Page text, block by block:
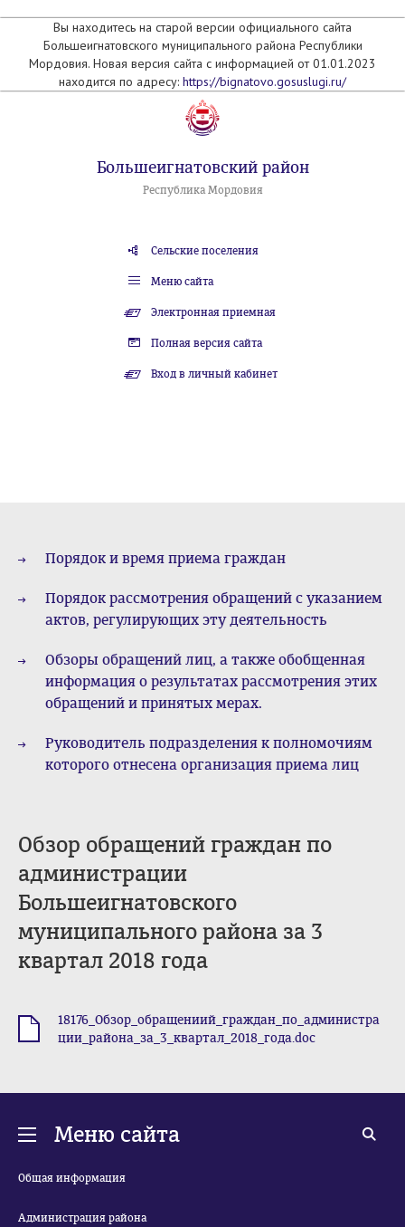
Вы находитесь на старой версии официального сайта
Большеигнатовского муниципального района Республики
Мордовия. Новая версия сайта с информацией от 01.01.2023
находится по адресу: https://bignatovo.gosuslugi.ru/
Большеигнатовский район
Республика Мордовия
Сельские поселения
Меню сайта
Электронная приемная
Полная версия сайта
Вход в личный кабинет
Порядок и время приема граждан
Порядок рассмотрения обращений с указанием
актов, регулирующих эту деятельность
Обзоры обращений лиц, а также обобщенная
информация о результатах рассмотрения этих
обращений и принятых мерах.
Руководитель подразделения к полномочиям
которого отнесена организация приема лиц
Обзор обращений граждан по
администрации
Большеигнатовского
муниципального района за 3
квартал 2018 года
18176_Обзор_обращениий_граждан_по_администра
ции_района_за_3_квартал_2018_года.doc
Меню сайта
Общая информация
Администрация района